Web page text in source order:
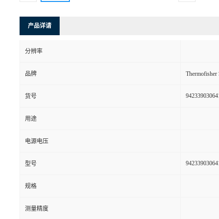
产品详请
分辨率
品牌
货号
用途
电源电压
型号
规格
测量精度